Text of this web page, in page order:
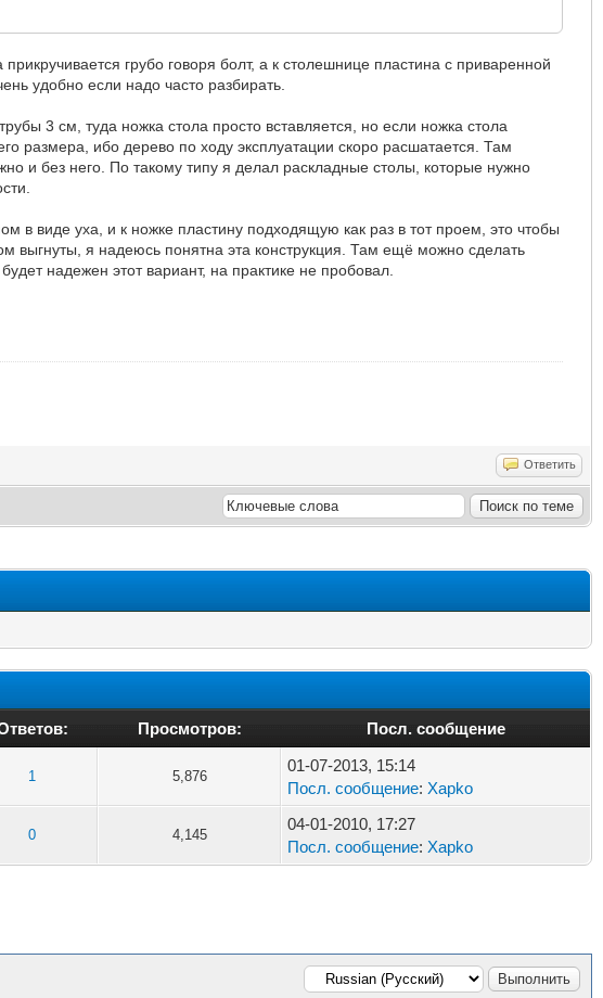
грубо говоря болт, а к столешнице пластина с приваренной
удобно если надо часто разбирать.
3 см, туда ножка стола просто вставляется, но если ножка стола
размера, ибо дерево по ходу эксплуатации скоро расшатается. Там
и без него. По такому типу я делал раскладные столы, которые нужно
в виде уха, и к ножке пластину подходящую как раз в тот проем, это чтобы
выгнуты, я надеюсь понятна эта конструкция. Там ещё можно сделать
надежен этот вариант, на практике не пробовал.
Ответить
Просмотров: Посл. сообщение
1 5,876
01-07-2013, 15:14
Посл. сообщение: Xapko
0 4,145
04-01-2010, 17:27
Посл. сообщение: Xapko